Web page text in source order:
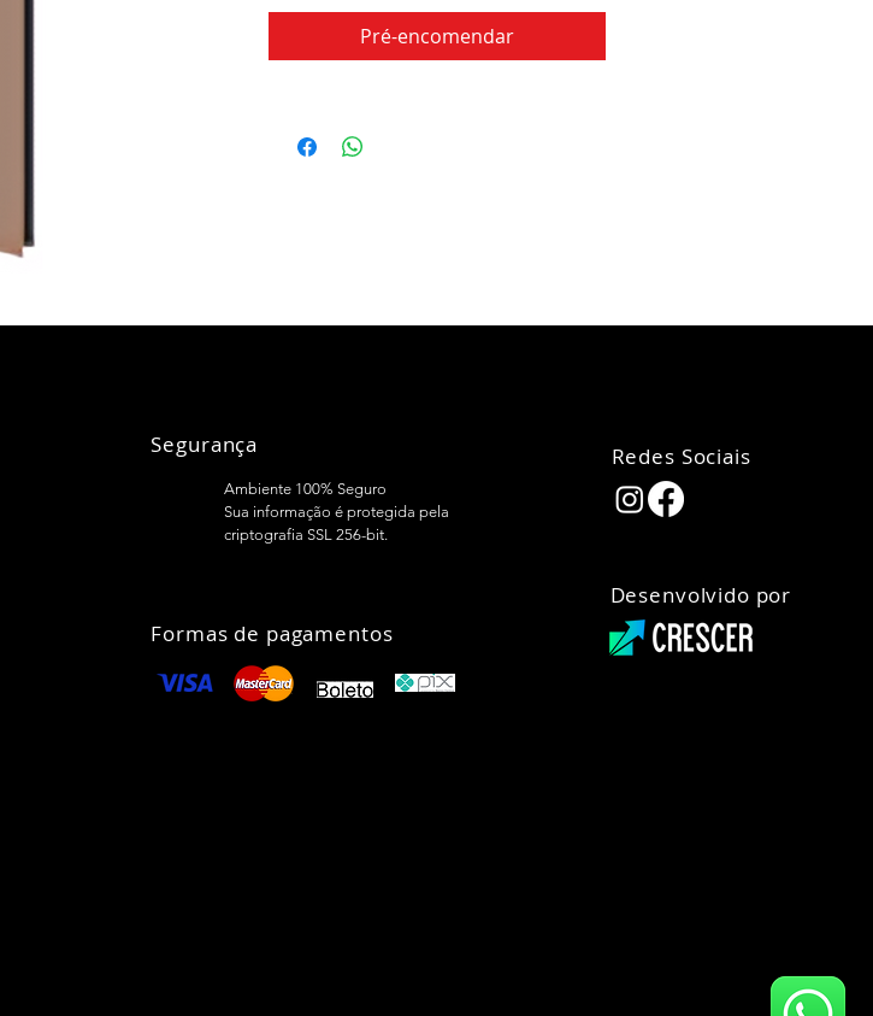
Pré-encomendar
Segurança
Ambiente 100% Seguro
Sua informação é protegida pela
criptografia SSL 256-bit.
Formas de pagamentos
Redes Sociais
Desenvolvido por